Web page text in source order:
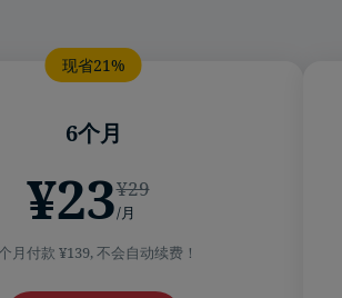
6个月
¥23¥29
/月
月付款 ¥139, 不会自动续费！